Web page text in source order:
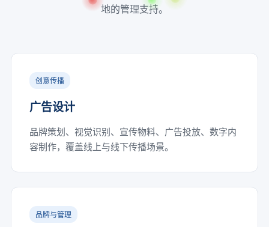
地的管理支持。
创意传播
广告设计
品牌策划、视觉识别、宣传物料、广告投放、数字内
容制作，覆盖线上与线下传播场景。
品牌与管理